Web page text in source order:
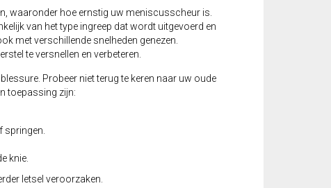
waaronder hoe ernstig uw meniscusscheur is.
van het type ingreep dat wordt uitgevoerd en
met verschillende snelheden genezen.
te versnellen en verbeteren.
Probeer niet terug te keren naar uw oude
toepassing zijn:
springen.
knie.
letsel veroorzaken.